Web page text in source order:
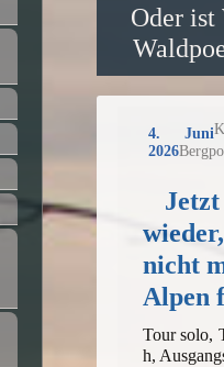
Oder ist
4. Juni
2026
nicht
Alpen
Tour solo,
h,